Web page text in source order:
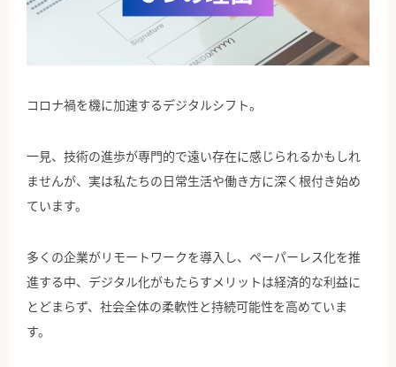
コロナ禍を機に加速するデジタルシフト。
一見、技術の進歩が専門的で遠い存在に感じられるかもしれ
ませんが、実は私たちの日常生活や働き方に深く根付き始め
ています。
多くの企業がリモートワークを導入し、ペーパーレス化を推
進する中、デジタル化がもたらすメリットは経済的な利益に
とどまらず、社会全体の柔軟性と持続可能性を高めていま
す。